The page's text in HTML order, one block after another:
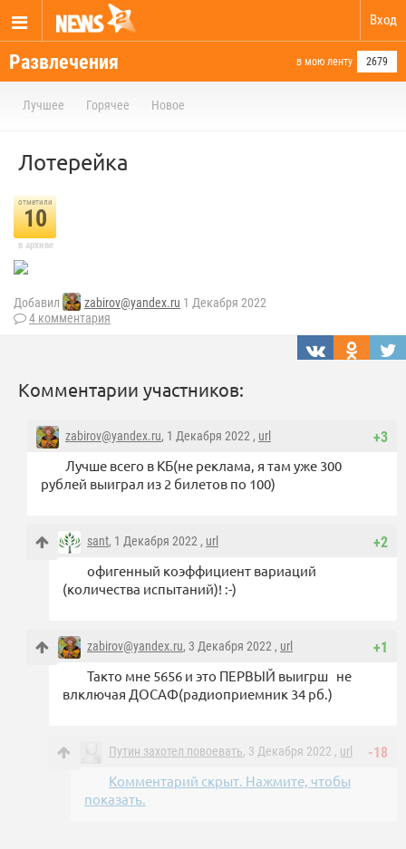
Вход
Развлечения в мою ленту 2679
Лучшее Горячее Новое
Лотерейка
отметили
10
в архиве
Добавил zabirov@yandex.ru 1 Декабря 2022
4 комментария
Комментарии участников:
+3
zabirov@yandex.ru, 1 Декабря 2022 , url
Лучше всего в КБ(не реклама, я там уже 300
рублей выиграл из 2 билетов по 100)
+2
sant, 1 Декабря 2022 , url
офигенный коэффициент вариаций
(количества испытаний)! :-)
+1
zabirov@yandex.ru, 3 Декабря 2022 , url
Такто мне 5656 и это ПЕРВЫЙ выигрш не
влключая ДОСАФ(радиоприемник 34 рб.)
-18
Путин захотел повоевать, 3 Декабря 2022 , url
Комментарий скрыт. Нажмите, чтобы
показать.